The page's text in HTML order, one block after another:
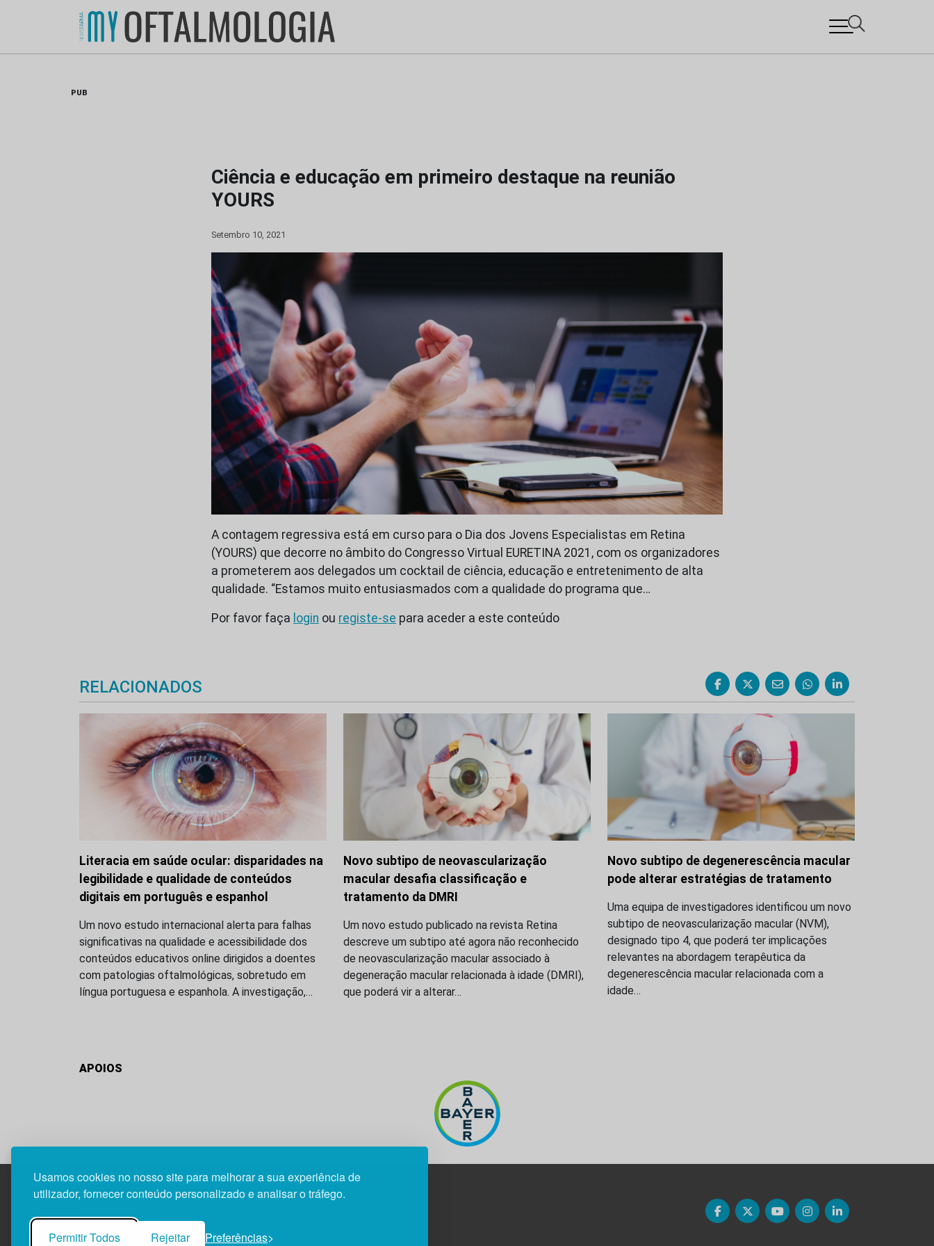
Usamos cookies no nosso site para melhorar a sua experiência de
utilizador, fornecer conteúdo personalizado e analisar o tráfego.
Permitir Todos Rejeitar Preferências
PUB
Ciência e educação em primeiro destaque na reunião
YOURS
Setembro 10, 2021
A contagem regressiva está em curso para o Dia dos Jovens Especialistas em Retina
(YOURS) que decorre no âmbito do Congresso Virtual EURETINA 2021, com os organizadores
a prometerem aos delegados um cocktail de ciência, educação e entretenimento de alta
qualidade. “Estamos muito entusiasmados com a qualidade do programa que…
Por favor faça login ou registe-se para aceder a este conteúdo
RELACIONADOS
Literacia em saúde ocular: disparidades na
legibilidade e qualidade de conteúdos
digitais em português e espanhol
Um novo estudo internacional alerta para falhas
significativas na qualidade e acessibilidade dos
conteúdos educativos online dirigidos a doentes
com patologias oftalmológicas, sobretudo em
língua portuguesa e espanhola. A investigação,…
Novo subtipo de neovascularização
macular desafia classificação e
tratamento da DMRI
Um novo estudo publicado na revista Retina
descreve um subtipo até agora não reconhecido
de neovascularização macular associado à
degeneração macular relacionada à idade (DMRI),
que poderá vir a alterar…
Novo subtipo de degenerescência macular
pode alterar estratégias de tratamento
Uma equipa de investigadores identificou um novo
subtipo de neovascularização macular (NVM),
designado tipo 4, que poderá ter implicações
relevantes na abordagem terapêutica da
degenerescência macular relacionada com a
idade…
APOIOS
1800-282 Lisboa | Portugal
21 850 40 65